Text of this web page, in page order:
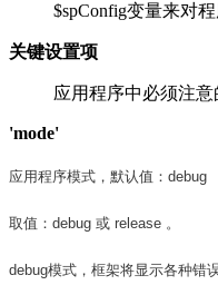
$spConfig变量来对程
关键设置项
应用程序中必须注意
'mode'
应用程序模式，默认值：debug
取值：debug 或 release 。
debug模式，框架将显示各种错